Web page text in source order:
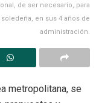
de ser necesario, para
en sus 4 años de
administración.
metropolitana, se